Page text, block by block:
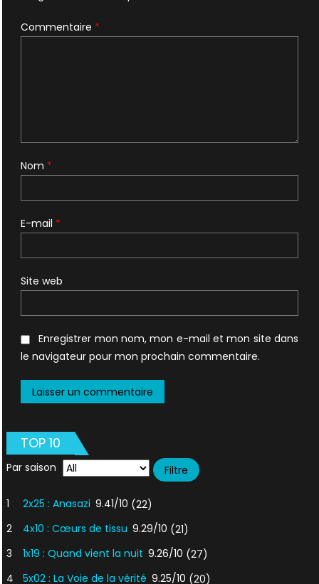
Commentaire *
Nom *
E-mail *
Site web
Enregistrer mon nom, mon e-mail et mon site dans
le navigateur pour mon prochain commentaire.
TOP 10
Par saison
1 2x25 : Anasazi 9.41/10 (22)
2
4x10 : Cœurs de tissu 9.29/10 (21)
3
1x19 : Quand vient la nuit 9.26/10 (27)
4
5x02 : La Voie de la vérité 9.25/10 (20)